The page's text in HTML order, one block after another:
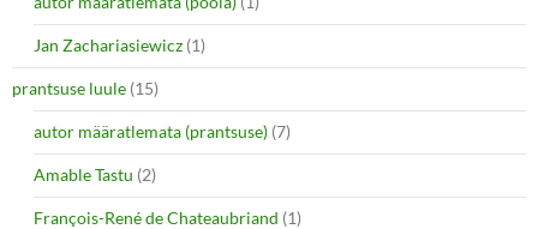
Jan Zachariasiewicz (1)
prantsuse luule (15)
autor määratlemata (prantsuse) (7)
Amable Tastu (2)
François-René de Chateaubriand (1)